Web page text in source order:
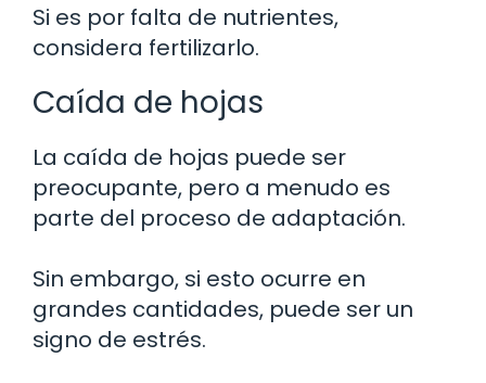
Si es por falta de nutrientes,
considera fertilizarlo.
Caída de hojas
La caída de hojas puede ser
preocupante, pero a menudo es
parte del proceso de adaptación.
Sin embargo, si esto ocurre en
grandes cantidades, puede ser un
signo de estrés.